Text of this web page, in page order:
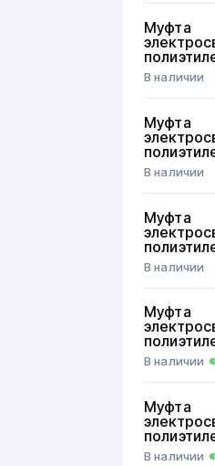
Муфта
В наличии
Муфта
В наличии
Муфта
В наличии
Муфта
В наличии
Муфта
В наличии